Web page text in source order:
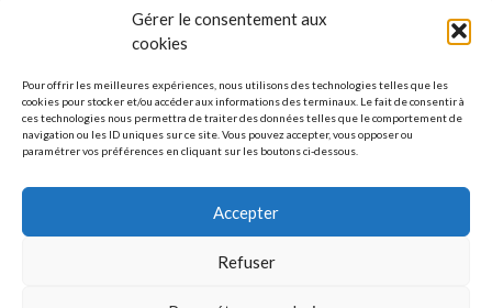
Gérer le consentement aux
cookies
Pour offrir les meilleures expériences, nous utilisons des technologies telles que les
cookies pour stocker et/ou accéder aux informations des terminaux. Le fait de consentir à
ces technologies nous permettra de traiter des données telles que le comportement de
navigation ou les ID uniques sur ce site. Vous pouvez accepter, vous opposer ou
paramétrer vos préférences en cliquant sur les boutons ci-dessous.
Accepter
Refuser
la petite fasciste
Toutes les nuances de la nuit
Que s’obscurcissent le soleil et la lumière
Le silence